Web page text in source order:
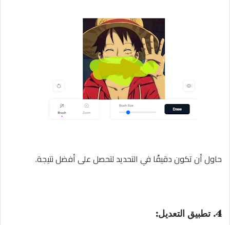
حاول أن تكون دقيقًا في التحديد لتحصل على أفضل نتيجة.
4. تطبيق التعديل: